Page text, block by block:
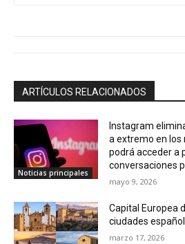
ARTÍCULOS RELACIONADOS
Noticias principales
Instagram
a extremo en los
podrá acceder a
conversaciones
mayo 9, 2026
Capital Europea
ciudades
marzo 17, 2026